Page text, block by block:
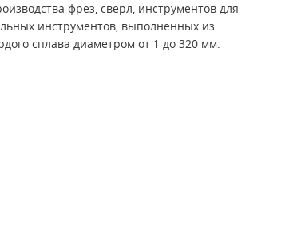
фрез, сверл, инструментов для
инструментов, выполненных из
сплава диаметром от 1 до 320 мм.